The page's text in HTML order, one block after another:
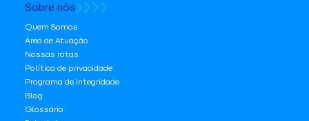
Sobre nós
Quem Somos
Área de Atuação
Nossas rotas
Política de privacidade
Programa de Integridade
Blog
Glossário